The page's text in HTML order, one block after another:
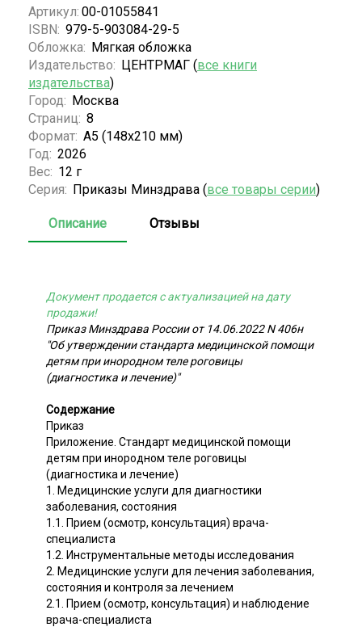
Артикул: 00-01055841
ISBN: 979-5-903084-29-5
Обложка: Мягкая обложка
Издательство: ЦЕНТРМАГ (все книги
издательства)
Город: Москва
Страниц: 8
Формат: А5 (148x210 мм)
Год: 2026
Вес: 12 г
Серия: Приказы Минздрава (все товары серии)
Описание Отзывы
Документ продается с актуализацией на дату
продажи!
Приказ Минздрава России от 14.06.2022 N 406н
"Об утверждении стандарта медицинской помощи
детям при инородном теле роговицы
(диагностика и лечение)"
Содержание
Приказ
Приложение. Стандарт медицинской помощи
детям при инородном теле роговицы
(диагностика и лечение)
1. Медицинские услуги для диагностики
заболевания, состояния
1.1. Прием (осмотр, консультация) врача-
специалиста
1.2. Инструментальные методы исследования
2. Медицинские услуги для лечения заболевания,
состояния и контроля за лечением
2.1. Прием (осмотр, консультация) и наблюдение
врача-специалиста